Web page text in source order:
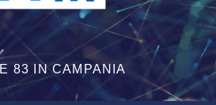
83 IN CAMPANIA